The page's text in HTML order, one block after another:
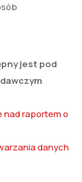
jest pod
nad raportem o
danych